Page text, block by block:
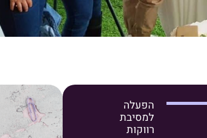
הפעלה
למסיבת
רווקות